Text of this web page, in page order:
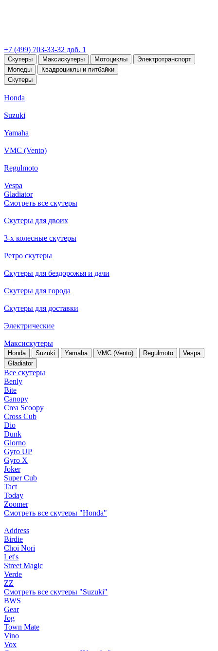
+7 (499) 703-33-32 доб. 1
Скутеры Максискутеры Мотоциклы
Электротранспорт
Мопеды
Квадроциклы и питбайки
Скутеры
Honda
Suzuki
Yamaha
VMC (Vento)
Regulmoto
Vespa
Gladiator
Смотреть все скутеры
Скутеры для двоих
3-х колесные скутеры
Ретро скутеры
Скутеры для бездорожья и дачи
Скутеры для города
Скутеры для доставки
Электрические
Максискутеры
Honda Suzuki Yamaha VMC (Vento) Regulmoto
Vespa
Gladiator
Все скутеры
Benly
Bite
Canopy
Crea Scoopy
Cross Cub
Dio
Dunk
Giorno
Gyro UP
Gyro X
Joker
Super Cub
Tact
Today
Zoomer
Смотреть все скутеры "Honda"
Address
Birdie
Choi Nori
Let's
Street Magic
Verde
ZZ
Смотреть все скутеры "Suzuki"
BWS
Gear
Jog
Town Mate
Vino
Vox